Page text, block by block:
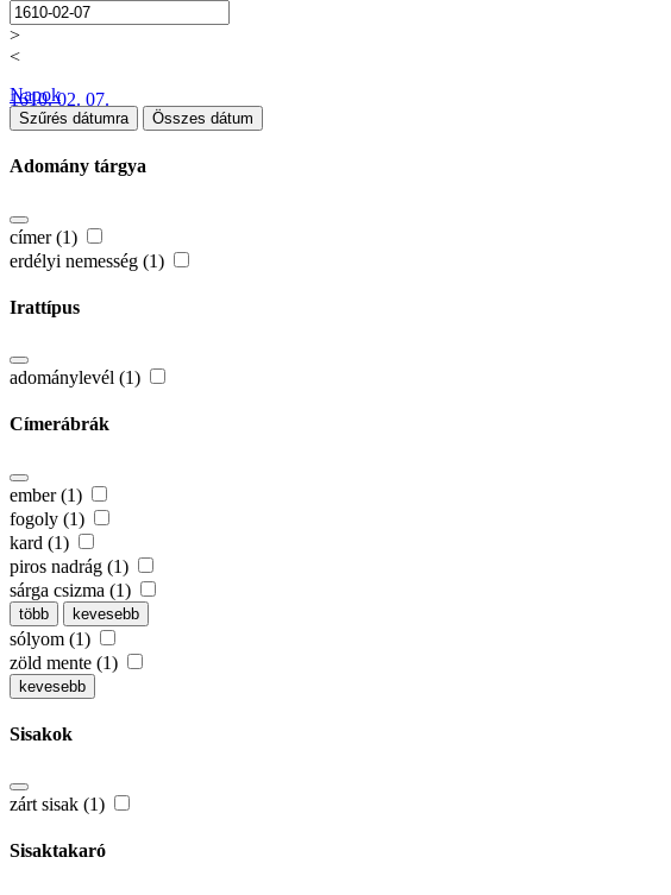
>
<
1610. 02. 07.
Napok
Szűrés dátumra Összes dátum
Adomány tárgya
címer (1)
erdélyi nemesség (1)
Irattípus
adománylevél (1)
Címerábrák
ember (1)
fogoly (1)
kard (1)
piros nadrág (1)
sárga csizma (1)
több kevesebb
sólyom (1)
zöld mente (1)
kevesebb
Sisakok
zárt sisak (1)
Sisaktakaró